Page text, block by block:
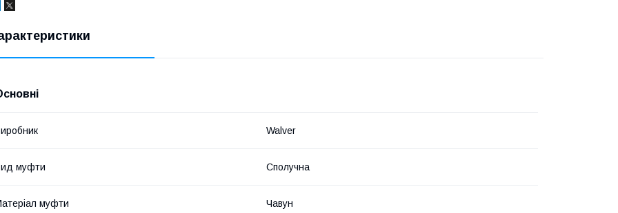
Walver
муфти Сполучна
муфти Чавун